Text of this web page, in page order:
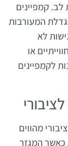
לב. קמפיינים
המעורבות
לא
או
לקמפיינים
מהווים
כאשר המגזר